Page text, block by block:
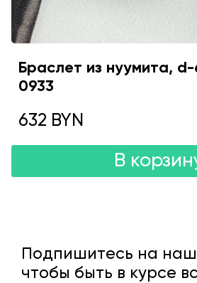
Браслет из нуумита, d-
0933
632 BYN
В
Подпишитесь на
чтобы быть в курсе